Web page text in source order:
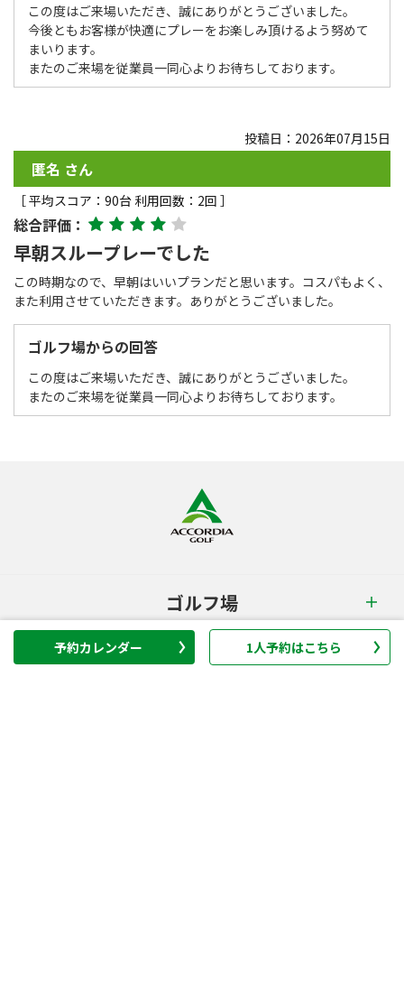
予約カレンダー 1人予約はこちら
この度はご来場いただき、誠にありがとうございました。
今後ともお客様が快適にプレーをお楽しみ頂けるよう努めて
まいります。
またのご来場を従業員一同心よりお待ちしております。
匿名 さん
［ 平均スコア：90台 利用回数：2回 ］
投稿日：2026年07月15日
総合評価：
早朝スループレーでした
この時期なので、早朝はいいプランだと思います。コスパもよく、
また利用させていただきます。ありがとうございました。
ゴルフ場からの回答
この度はご来場いただき、誠にありがとうございました。
またのご来場を従業員一同心よりお待ちしております。
ゴルフ場
GRAND